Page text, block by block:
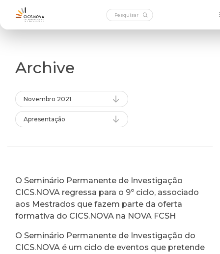
Archive
Novembro 2021
Apresentação
O Seminário Permanente de Investigação
CICS.NOVA regressa para o 9º ciclo, associado
aos Mestrados que fazem parte da oferta
formativa do CICS.NOVA na NOVA FCSH
O Seminário Permanente de Investigação do
CICS.NOVA é um ciclo de eventos que pretende